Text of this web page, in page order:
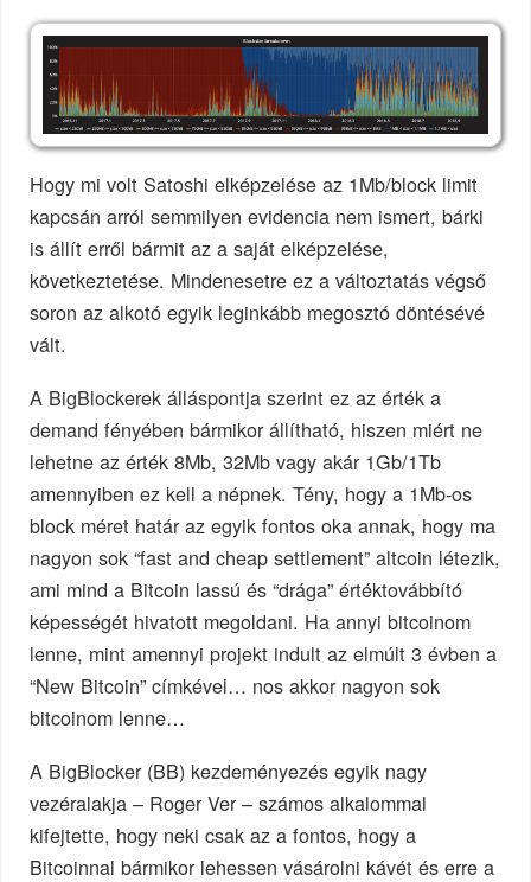
Hogy mi volt Satoshi elképzelése az 1Mb/block limit
kapcsán arról semmilyen evidencia nem ismert, bárki
is állít erről bármit az a saját elképzelése,
következtetése. Mindenesetre ez a változtatás végső
soron az alkotó egyik leginkább megosztó döntésévé
vált.
A BigBlockerek álláspontja szerint ez az érték a
demand fényében bármikor állítható, hiszen miért ne
lehetne az érték 8Mb, 32Mb vagy akár 1Gb/1Tb
amennyiben ez kell a népnek. Tény, hogy a 1Mb-os
block méret határ az egyik fontos oka annak, hogy ma
nagyon sok “fast and cheap settlement” altcoin létezik,
ami mind a Bitcoin lassú és “drága” értéktovábbító
képességét hivatott megoldani. Ha annyi bitcoinom
lenne, mint amennyi projekt indult az elmúlt 3 évben a
“New Bitcoin” címkével… nos akkor nagyon sok
bitcoinom lenne…
A BigBlocker (BB) kezdeményezés egyik nagy
vezéralakja – Roger Ver – számos alkalommal
kifejtette, hogy neki csak az a fontos, hogy a
Bitcoinnal bármikor lehessen vásárolni kávét és erre a